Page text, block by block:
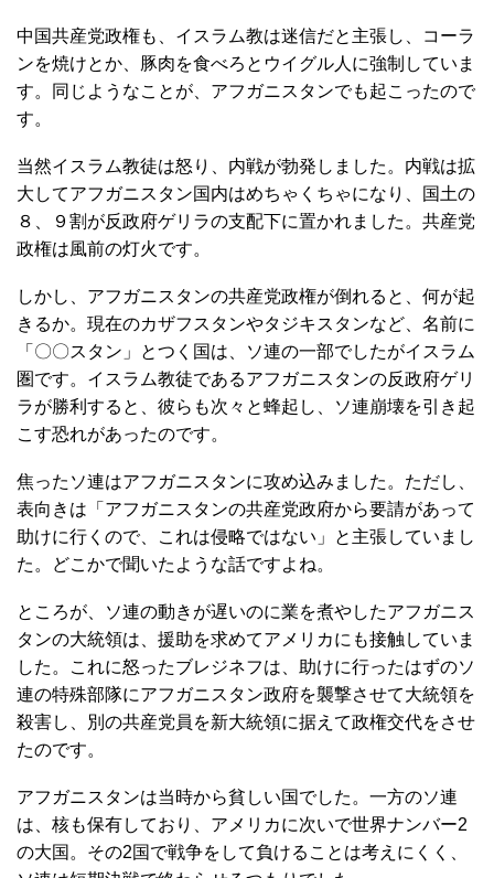
中国共産党政権も、イスラム教は迷信だと主張し、コーラ
ンを焼けとか、豚肉を食べろとウイグル人に強制していま
す。同じようなことが、アフガニスタンでも起こったので
す。
当然イスラム教徒は怒り、内戦が勃発しました。内戦は拡
大してアフガニスタン国内はめちゃくちゃになり、国土の
８、９割が反政府ゲリラの支配下に置かれました。共産党
政権は風前の灯火です。
しかし、アフガニスタンの共産党政権が倒れると、何が起
きるか。現在のカザフスタンやタジキスタンなど、名前に
「〇〇スタン」とつく国は、ソ連の一部でしたがイスラム
圏です。イスラム教徒であるアフガニスタンの反政府ゲリ
ラが勝利すると、彼らも次々と蜂起し、ソ連崩壊を引き起
こす恐れがあったのです。
焦ったソ連はアフガニスタンに攻め込みました。ただし、
表向きは「アフガニスタンの共産党政府から要請があって
助けに行くので、これは侵略ではない」と主張していまし
た。どこかで聞いたような話ですよね。
ところが、ソ連の動きが遅いのに業を煮やしたアフガニス
タンの大統領は、援助を求めてアメリカにも接触していま
した。これに怒ったブレジネフは、助けに行ったはずのソ
連の特殊部隊にアフガニスタン政府を襲撃させて大統領を
殺害し、別の共産党員を新大統領に据えて政権交代をさせ
たのです。
アフガニスタンは当時から貧しい国でした。一方のソ連
は、核も保有しており、アメリカに次いで世界ナンバー2
の大国。その2国で戦争をして負けることは考えにくく、